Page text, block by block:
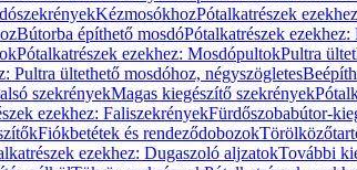
KézmosókhozPótalkatrészek
Bútorba építhető mosdóPótalkatrészek
Pótalkatrészek ezekhez: MosdópultokPultra
Pultra ültethető mosdóhoz, négyszögletes
szekrényekMagas kiegészítő szekrények
ezekhez: FaliszekrényekFürdőszobabútor-
Fiókbetétek és rendeződobozok
ezekhez: Dugaszoló aljzatokTovábbi